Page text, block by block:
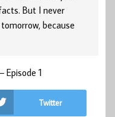
But I never
because
Episode 1
Twitter